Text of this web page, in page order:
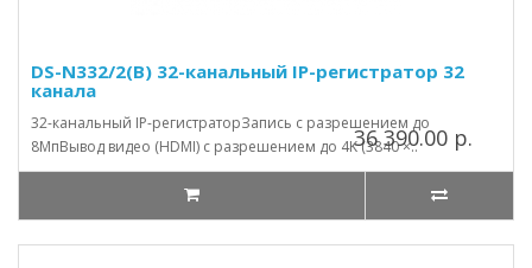
DS-N332/2(B) 32-канальный IP-регистратор 32
канала
32-канальный IP-регистраторЗапись с разрешением до
8МпВывод видео (HDMI) с разрешением до 4K (3840 ×..
36 390.00 р.